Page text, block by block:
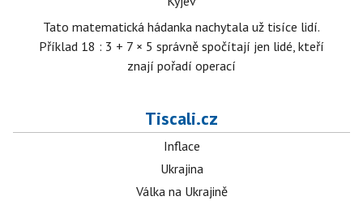
Tato matematická hádanka nachytala už tisíce lidí.
Příklad 18 : 3 + 7 × 5 správně spočítají jen lidé, kteří
znají pořadí operací
Tiscali.cz
Inflace
Ukrajina
Válka na Ukrajině